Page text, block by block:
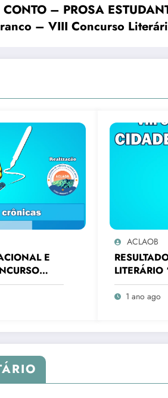
– PROSA
– VIII Concurso
E
ACLAOB
BRANCO”
1 ano ago